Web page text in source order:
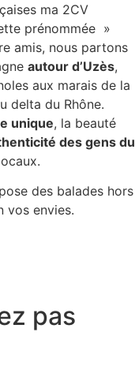
ma 2CV
prénommée »
amis, nous partons
autour d’Uzès,
aux marais de la
delta du Rhône.
unique, la beauté
des gens du
des balades hors
vos envies.
pas